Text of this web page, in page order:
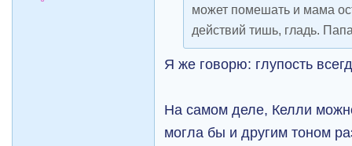
может помешать и мама
действий тишь, гладь.
Я же говорю: глупость
На самом деле, Келли
могла бы и другим тоном